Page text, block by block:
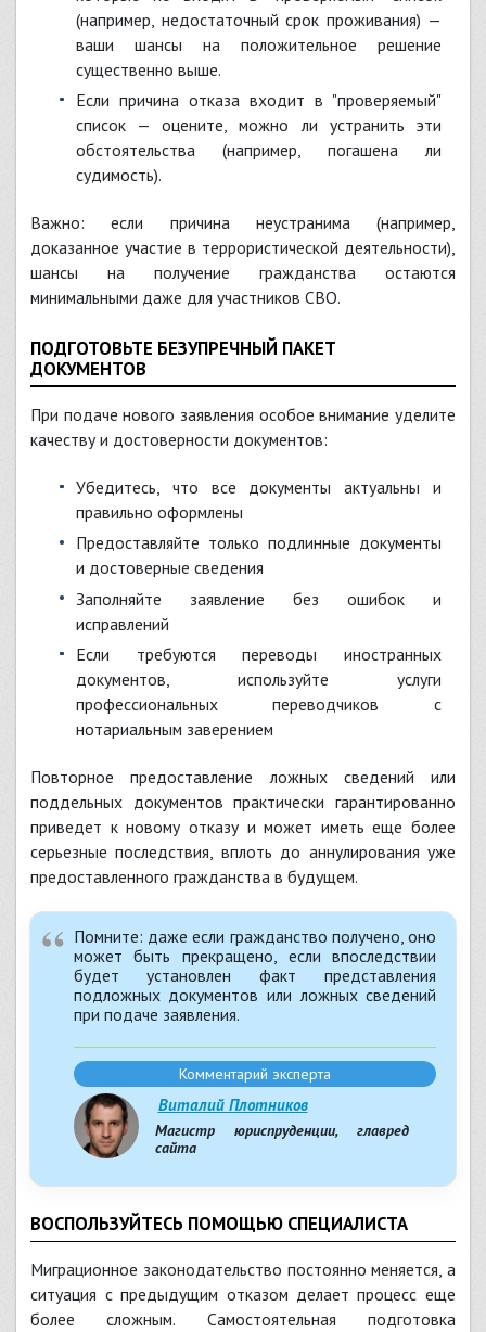
(например, недостаточный срок проживания) —
ваши шансы на положительное решение
существенно выше.
Если причина отказа входит в "проверяемый"
список — оцените, можно ли устранить эти
обстоятельства (например, погашена ли
судимость).
Важно: если причина неустранима (например,
доказанное участие в террористической деятельности),
шансы на получение гражданства остаются
минимальными даже для участников СВО.
ПОДГОТОВЬТЕ БЕЗУПРЕЧНЫЙ ПАКЕТ
ДОКУМЕНТОВ
При подаче нового заявления особое внимание уделите
качеству и достоверности документов:
Убедитесь, что все документы актуальны и
правильно оформлены
Предоставляйте только подлинные документы
и достоверные сведения
Заполняйте заявление без ошибок и
исправлений
Если требуются переводы иностранных
документов, используйте услуги
профессиональных переводчиков с
нотариальным заверением
Повторное предоставление ложных сведений или
поддельных документов практически гарантированно
приведет к новому отказу и может иметь еще более
серьезные последствия, вплоть до аннулирования уже
предоставленного гражданства в будущем.
Помните: даже если гражданство получено, оно
может быть прекращено, если впоследствии
будет установлен факт представления
подложных документов или ложных сведений
при подаче заявления.
Виталий Плотников
Магистр юриспруденции, главред
сайта
Комментарий эксперта
ВОСПОЛЬЗУЙТЕСЬ ПОМОЩЬЮ СПЕЦИАЛИСТА
Миграционное законодательство постоянно меняется, а
ситуация с предыдущим отказом делает процесс еще
более сложным. Самостоятельная подготовка